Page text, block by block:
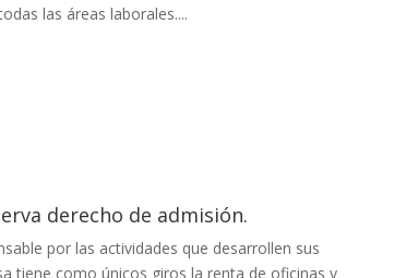
las áreas laborales....
derecho de admisión.
por las actividades que desarrollen sus
tiene como únicos giros la renta de oficinas y